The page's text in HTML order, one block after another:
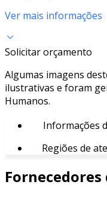
Ver mais informações
Solicitar orçamento
Algumas imagens
ilustrativas e foram
Humanos.
Informações
Regiões de